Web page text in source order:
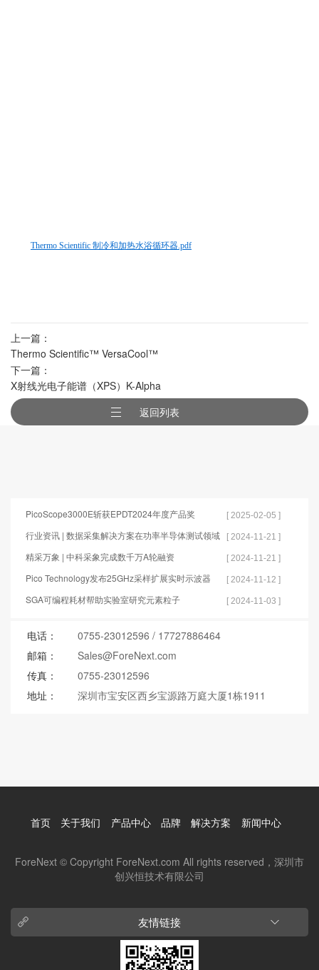
Thermo Scientific 制冷和加热水浴循环器.pdf
上一篇：
Thermo Scientific™ VersaCool™
下一篇：
X射线光电子能谱（XPS）K-Alpha
返回列表
PicoScope3000E斩获EPDT2024年度产品奖 [ 2025-02-05 ]
行业资讯 | 数据采集解决方案在功率半导体测试领域
的应用
[ 2024-11-21 ]
精采万象 | 中科采象完成数千万A轮融资 [ 2024-11-21 ]
Pico Technology发布25GHz采样扩展实时示波器 [ 2024-11-12 ]
SGA可编程耗材帮助实验室研究元素粒子 [ 2024-11-03 ]
电话： 0755-23012596 / 17727886464
邮箱：
Sales@ForeNext.com
传真：
0755-23012596
地址：
深圳市宝安区西乡宝源路万庭大厦1栋1911
首页 关于我们 产品中心 品牌 解决方案 新闻中心
ForeNext © Copyright ForeNext.com All rights reserved，深圳市
创兴恒技术有限公司
友情链接